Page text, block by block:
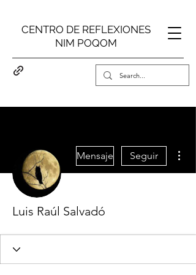
CENTRO DE REFLEXIONES
NIM POQOM
Mensaje Seguir
Luis Raúl Salvadó